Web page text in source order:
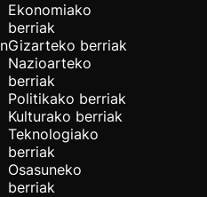
Ekonomiako
berriak
Gizarteko berriak
Nazioarteko
berriak
Politikako berriak
Kulturako berriak
Teknologiako
berriak
Osasuneko
berriak